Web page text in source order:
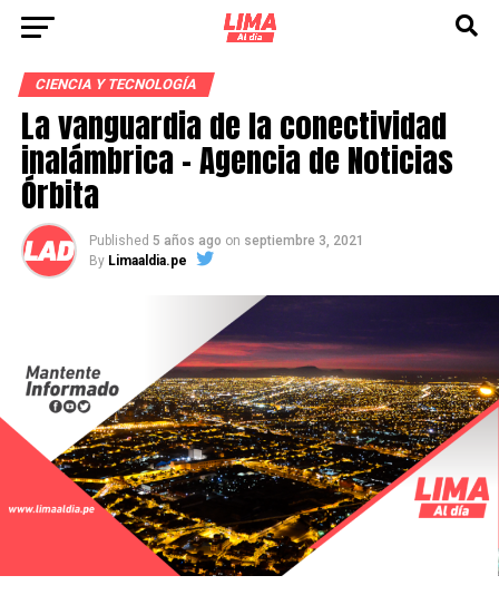
CIENCIA Y TECNOLOGÍA
La vanguardia de la conectividad
inalámbrica – Agencia de Noticias
Órbita
Published 5 años ago on septiembre 3, 2021
By Limaaldia.pe